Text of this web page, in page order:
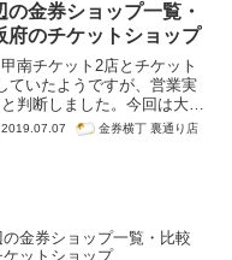
の金券ショップ一覧・
府のチケットショップ
南チケット2店とチケット
ていたようですが、営業実
判断しました。今回は大阪
・比較です。紹介はグーグ
位が高かった順番になって
2019.07.07 金券横丁 裏通り店
金券ショップ一覧・比較
ケットショップ